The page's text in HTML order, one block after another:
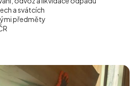
a svátcích
předměty